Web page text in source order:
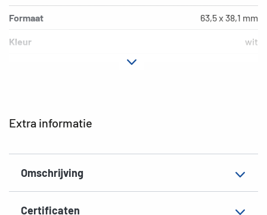
Extra informatie
Omschrijving
Certificaten
Formaat 63,5 x 38,1 mm
Kleur wit